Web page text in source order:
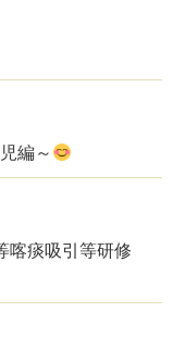
編～
痰吸引等研修